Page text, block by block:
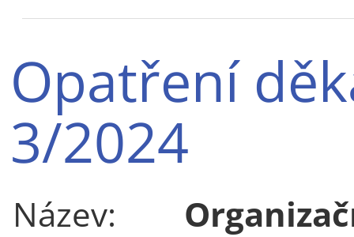
Opatření
3/2024
Název: